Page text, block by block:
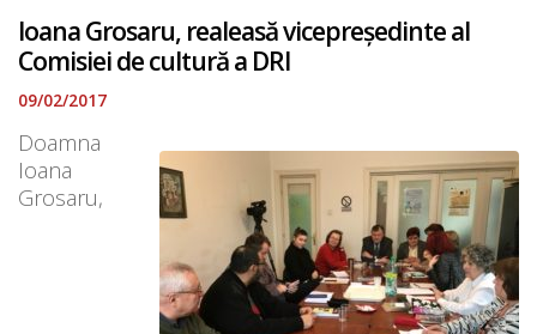
Ioana Grosaru, realeasă vicepreședinte al
Comisiei de cultură a DRI
09/02/2017
Doamna
Ioana
Grosaru,